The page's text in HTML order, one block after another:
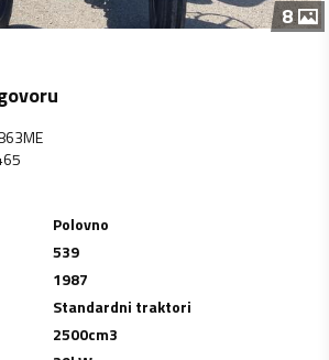
8
Polovno
539
1987
Standardni traktori
2500cm3